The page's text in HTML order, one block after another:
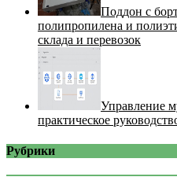
Поддон с
полипропилена и
склада и перевозок
Управление
практическое
Рубрики